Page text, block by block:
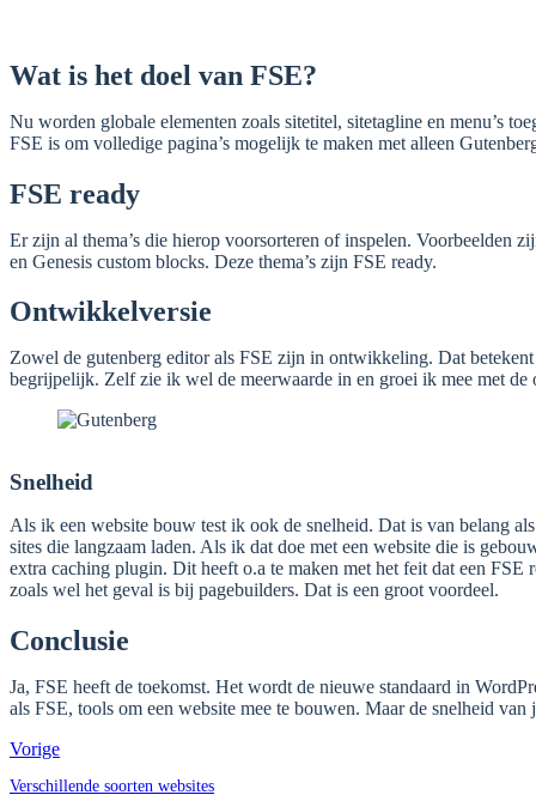
Wat is het doel van FSE?
Nu worden globale elementen zoals sitetitel, sitetagline en menu’s
FSE is om volledige pagina’s mogelijk te maken met alleen
FSE ready
Er zijn al thema’s die hierop voorsorteren of inspelen. Voorbeelden
en Genesis custom blocks. Deze thema’s zijn FSE ready.
Ontwikkelversie
Zowel de gutenberg editor als FSE zijn in ontwikkeling. Dat
begrijpelijk. Zelf zie ik wel de meerwaarde in en groei ik mee met
Snelheid
Als ik een website bouw test ik ook de snelheid. Dat is van belang
sites die langzaam laden. Als ik dat doe met een website die is
extra caching plugin. Dit heeft o.a te maken met het feit dat een
zoals wel het geval is bij pagebuilders. Dat is een groot voordeel.
Conclusie
Ja, FSE heeft de toekomst. Het wordt de nieuwe standaard in
als FSE, tools om een website mee te bouwen. Maar de snelheid
Vorige
Verschillende soorten websites